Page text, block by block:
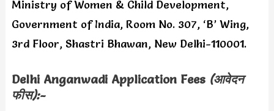
Ministry of Women & Child Development,
Government of India, Room No. 307, ‘B’ Wing,
3rd Floor, Shastri Bhawan, New Delhi-110001.
Delhi Anganwadi Application Fees (आवेदन
फीस):-